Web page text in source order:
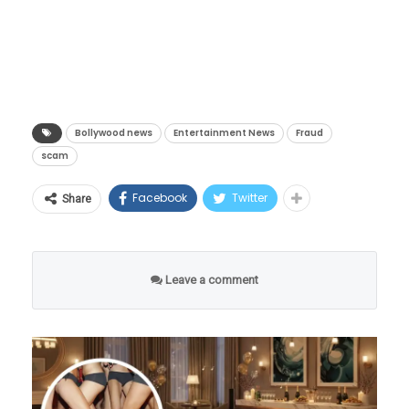
गुरुवारी सायंकाळी सुमारे 4 वाजता राजपाल यादव
यांनी तिहार कारागृहात शरणागती पत्करली आणि सहा
महिन्यांची शिक्षा भोगण्यास सुरुवात केली. न्यायालयात
जमा केलेली रक्कम तक्रारदार कंपनीकडे सुपूर्द
go on my honeymoon. My
brother, my wife, and my
Bollywood news Entertainment News
Fraud
scam
Share Facebook Twitter
Leave a comment